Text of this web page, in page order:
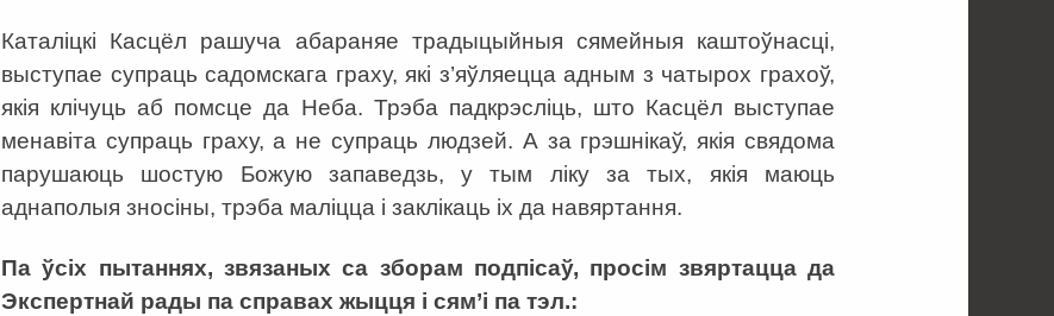
Каталіцкі Касцёл рашуча абараняе традыцыйныя сямейныя каштоўнасці,
выступае супраць садомскага граху, які з’яўляецца адным з чатырох грахоў,
якія клічуць аб помсце да Неба. Трэба падкрэсліць, што Касцёл выступае
менавіта супраць граху, а не супраць людзей. А за грэшнікаў, якія свядома
парушаюць шостую Божую запаведзь, у тым ліку за тых, якія маюць
аднаполыя зносіны, трэба маліцца і заклікаць іх да навяртання.
Па ўсіх пытаннях, звязаных са зборам подпісаў, просім звяртацца да
Экспертнай рады па справах жыцця і сям’і па тэл.: